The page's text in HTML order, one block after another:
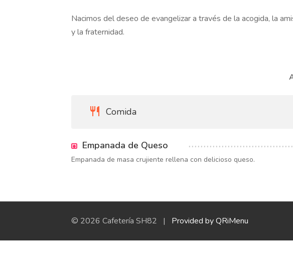
Nacimos del deseo de evangelizar a través de la acogida, la
y la fraternidad.
Comida
Empanada de Queso
Empanada de masa crujiente rellena con delicioso queso.
© 2026 Cafetería SH82 | Provided by QRiMenu